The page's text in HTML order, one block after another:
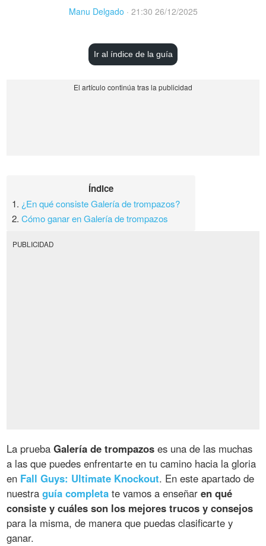
Manu Delgado · 21:30 26/12/2025
Ir al índice de la guía
Índice
1. ¿En qué consiste Galería de trompazos?
2.Cómo ganar en Galería de trompazos
PUBLICIDAD
La pruebaGalería de trompazos es una de las muchas
a las que puedes enfrentarte en tu camino hacia la gloria
en Fall Guys: Ultimate Knockout. En este apartado de
nuestraguía completa te vamos a enseñaren qué
consiste y cuáles son los mejores trucos y consejos
para la misma, de manera que puedas clasificarte y
ganar.